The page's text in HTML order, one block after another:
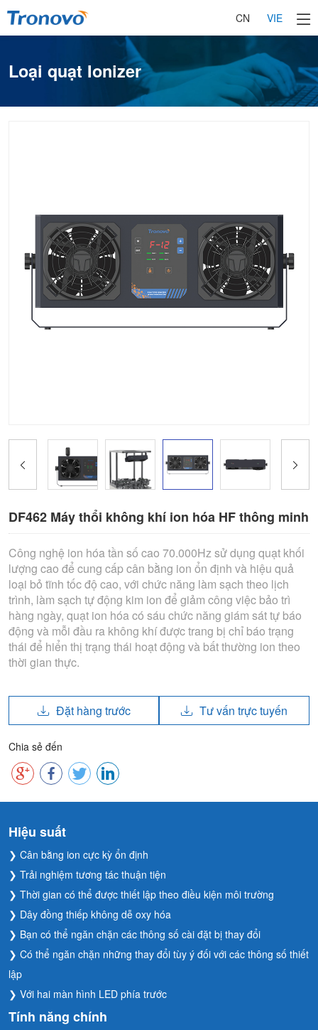
CN VIE
Loại quạt Ionizer
DF462 Máy thổi không khí ion hóa HF thông minh
Công nghệ ion hóa tần số cao 70.000Hz sử dụng quạt khối
lượng cao để cung cấp cân bằng ion ổn định và hiệu quả
loại bỏ tĩnh tốc độ cao, với chức năng làm sạch theo lịch
trình, làm sạch tự động kim ion để giảm công việc bảo trì
hàng ngày, quạt ion hóa có sáu chức năng giám sát tự báo
động và mỗi đầu ra không khí được trang bị chỉ báo trạng
thái để hiển thị trạng thái hoạt động và bất thường ion theo
thời gian thực.
Đặt hàng trước Tư vấn trực tuyến
Chia sẻ đến
Hiệu suất
❯ Cân bằng ion cực kỳ ổn định
❯ Trải nghiệm tương tác thuận tiện
❯ Thời gian có thể được thiết lập theo điều kiện môi trường
❯ Dây đồng thiếp không dễ oxy hóa
❯ Bạn có thể ngăn chặn các thông số cài đặt bị thay đổi
❯ Có thể ngăn chặn những thay đổi tùy ý đối với các thông số thiết
lập
❯ Với hai màn hình LED phía trước
Tính năng chính